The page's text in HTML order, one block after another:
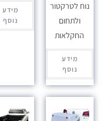
נוח לטרקטור
ולתחום
החקלאות
מידע
נוסף
מידע
נוסף